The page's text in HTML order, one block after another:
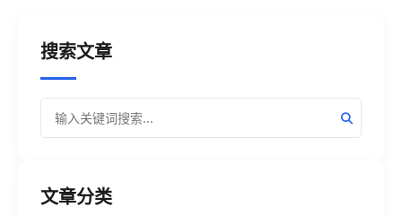
率就非常低了。今天我们一起来看看可以批量将多
个ppt进行拆分的高效方法吧！
搜索文章
文章分类